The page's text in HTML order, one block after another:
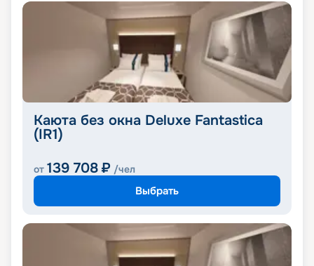
Каюта без окна Deluxe Fantastica
(IR1)
от 139 708 ₽ /чел
Выбрать